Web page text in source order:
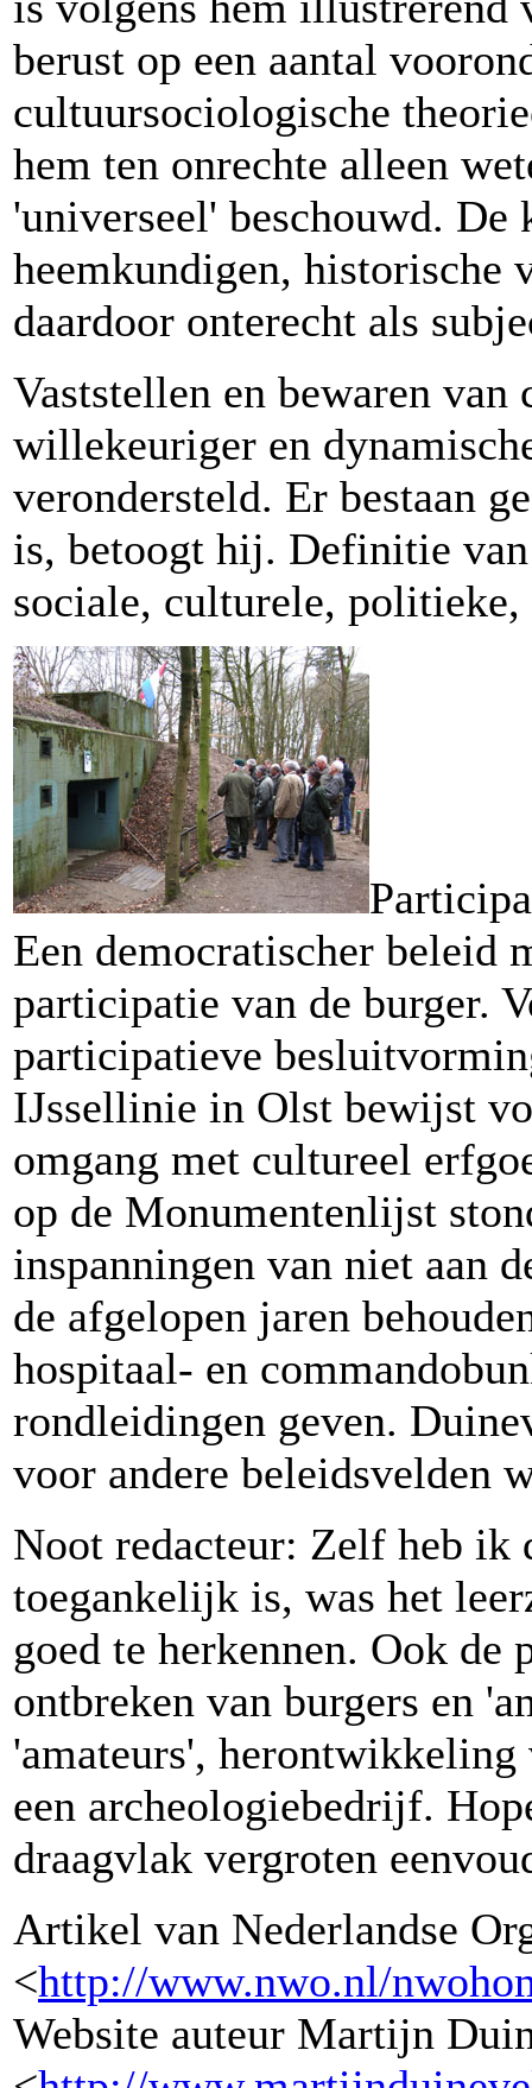
berust op een aantal
cultuursociologische
hem ten onrechte alleen
'universeel' beschouwd. De
heemkundigen, historische
daardoor onterecht als
Vaststellen en bewaren
willekeuriger en
verondersteld. Er bestaan
is, betoogt hij. Definitie
sociale, culturele,
Een democratischer beleid
participatie van de burger.
participatieve
IJssellinie in Olst bewijst
omgang met cultureel
op de Monumentenlijst
inspanningen van niet aan
de afgelopen jaren
hospitaal- en
rondleidingen geven.
voor andere beleidsvelden
Noot redacteur: Zelf heb ik
toegankelijk is, was het
goed te herkennen. Ook de
ontbreken van burgers en
'amateurs', herontwikkeling
een archeologiebedrijf.
draagvlak vergroten
Artikel van Nederlandse
<http://www.nwo.nl/
Website auteur Martijn